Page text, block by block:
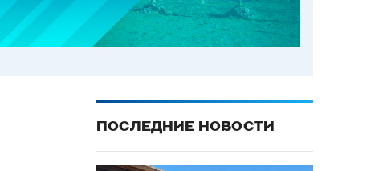
ПОСЛЕДНИЕ НОВОСТИ